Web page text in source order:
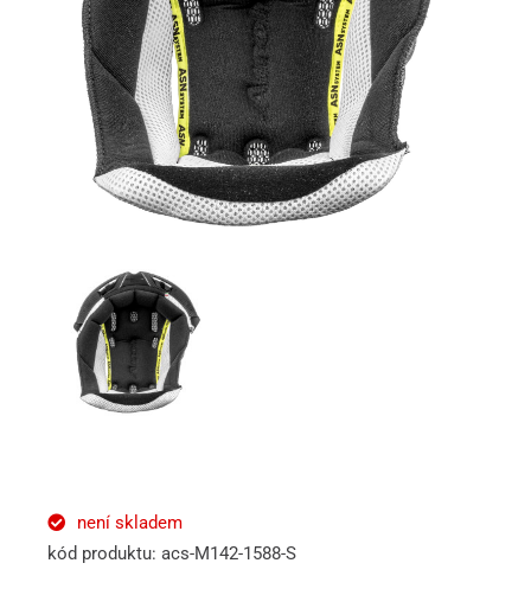
není skladem
kód produktu: acs-M142-1588-S